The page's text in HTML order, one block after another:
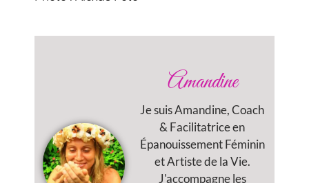
Amandine
Je suis Amandine, Coach
& Facilitatrice en
Épanouissement Féminin
et Artiste de la Vie.
J'accompagne les